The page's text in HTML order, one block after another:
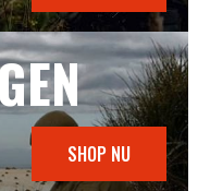
SHOP NU